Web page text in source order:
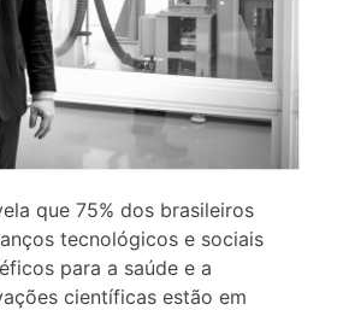
que 75% dos brasileiros
tecnológicos e sociais
para a saúde e a
científicas estão em